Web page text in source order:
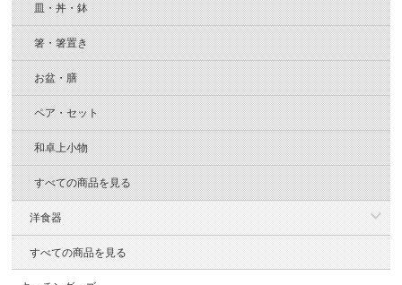
皿・丼・鉢
箸・箸置き
お盆・膳
ペア・セット
和卓上小物
すべての商品を見る
洋食器
すべての商品を見る